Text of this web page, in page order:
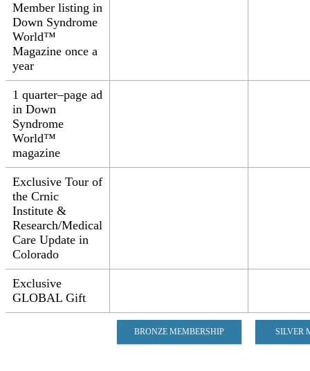
Member listing in
Down Syndrome
World™
Magazine once a
year​
1 quarter–page ad
in Down
Syndrome
World™
magazine​
Exclusive Tour of
the Crnic
Institute &
Research/Medical
Care Update in
Colorado​
Exclusive
GLOBAL Gift​​
BRONZE MEMBERSHIP SILVER